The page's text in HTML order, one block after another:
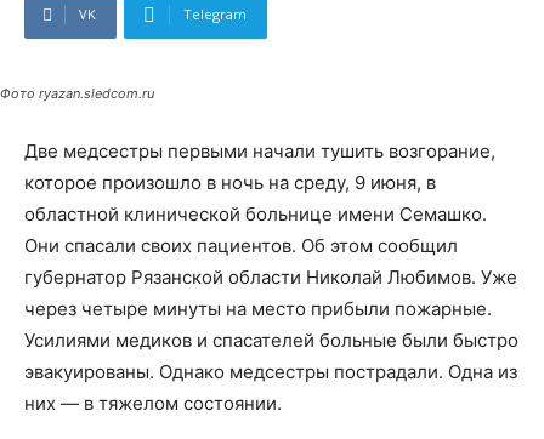
VK Telegram
Фото ryazan.sledcom.ru
Две медсестры первыми начали тушить возгорание,
которое произошло в ночь на среду, 9 июня, в
областной клинической больнице имени Семашко.
Они спасали своих пациентов. Об этом сообщил
губернатор Рязанской области Николай Любимов. Уже
через четыре минуты на место прибыли пожарные.
Усилиями медиков и спасателей больные были быстро
эвакуированы. Однако медсестры пострадали. Одна из
них — в тяжелом состоянии.